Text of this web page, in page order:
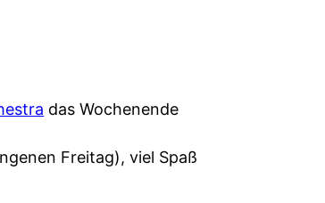
das Wochenende
Freitag), viel Spaß